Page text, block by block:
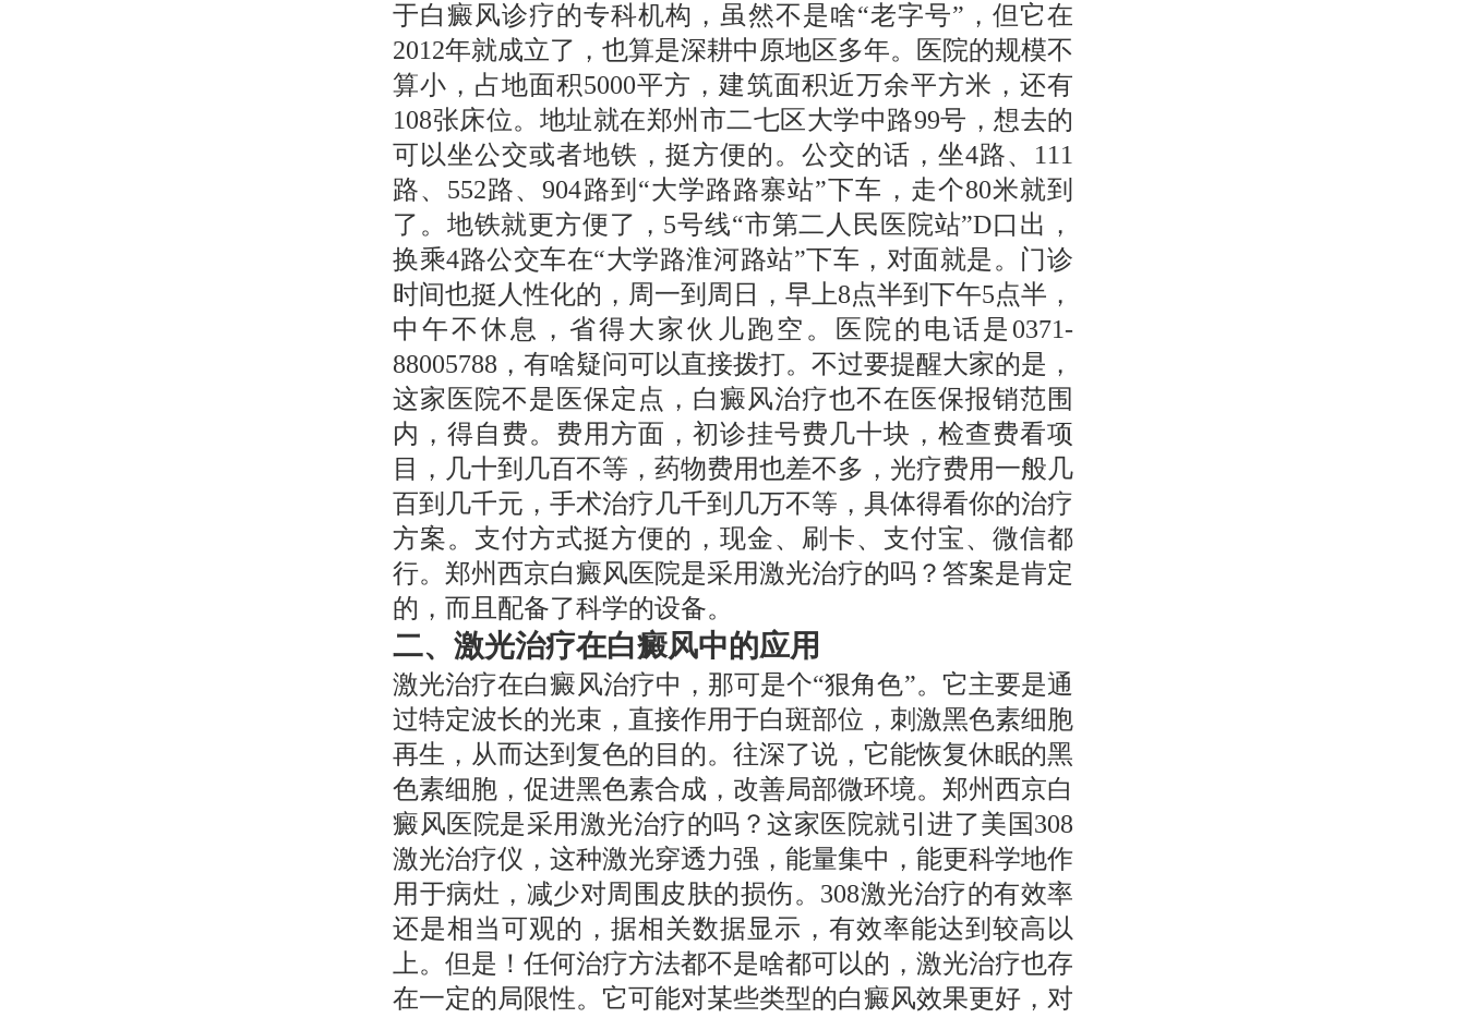
于白癜风诊疗的专科机构，虽然不是啥“老字号”，但它在
2012年就成立了，也算是深耕中原地区多年。医院的规模不
算小，占地面积5000平方，建筑面积近万余平方米，还有
108张床位。地址就在郑州市二七区大学中路99号，想去的
可以坐公交或者地铁，挺方便的。公交的话，坐4路、111
路、552路、904路到“大学路路寨站”下车，走个80米就到
了。地铁就更方便了，5号线“市第二人民医院站”D口出，
换乘4路公交车在“大学路淮河路站”下车，对面就是。门诊
时间也挺人性化的，周一到周日，早上8点半到下午5点半，
中午不休息，省得大家伙儿跑空。医院的电话是0371-
88005788，有啥疑问可以直接拨打。不过要提醒大家的是，
这家医院不是医保定点，白癜风治疗也不在医保报销范围
内，得自费。费用方面，初诊挂号费几十块，检查费看项
目，几十到几百不等，药物费用也差不多，光疗费用一般几
百到几千元，手术治疗几千到几万不等，具体得看你的治疗
方案。支付方式挺方便的，现金、刷卡、支付宝、微信都
行。郑州西京白癜风医院是采用激光治疗的吗？答案是肯定
的，而且配备了科学的设备。
二、激光治疗在白癜风中的应用
激光治疗在白癜风治疗中，那可是个“狠角色”。它主要是通
过特定波长的光束，直接作用于白斑部位，刺激黑色素细胞
再生，从而达到复色的目的。往深了说，它能恢复休眠的黑
色素细胞，促进黑色素合成，改善局部微环境。郑州西京白
癜风医院是采用激光治疗的吗？这家医院就引进了美国308
激光治疗仪，这种激光穿透力强，能量集中，能更科学地作
用于病灶，减少对周围皮肤的损伤。308激光治疗的有效率
还是相当可观的，据相关数据显示，有效率能达到较高以
上。但是！任何治疗方法都不是啥都可以的，激光治疗也存
在一定的局限性。它可能对某些类型的白癜风效果更好，对